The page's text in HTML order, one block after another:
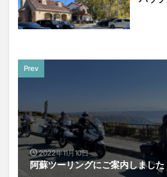
Prev
2022年11月10日
阿蘇ツーリングにご案内しました